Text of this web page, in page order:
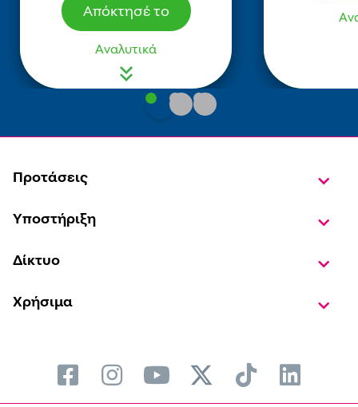
Απόκτησέ το
Αναλυτικά
Προτάσεις
Υποστήριξη
Δίκτυο
Χρήσιμα